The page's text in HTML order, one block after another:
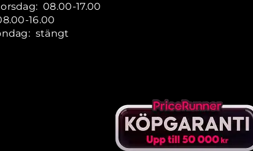
08.00-17.00
16.00
stängt